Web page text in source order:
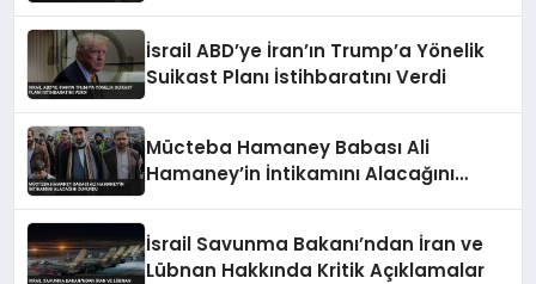
İsrail ABD’ye İran’ın Trump’a Yönelik
Suikast Planı İstihbaratını Verdi
Mücteba Hamaney Babası Ali
Hamaney’in İntikamını Alacağını
İsrail Savunma Bakanı’ndan İran ve
Lübnan Hakkında Kritik Açıklamalar